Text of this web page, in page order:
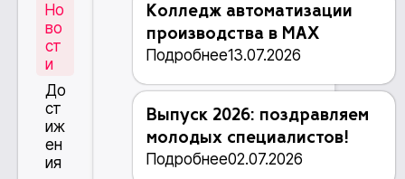
Но
во
ст
и
До
ст
иж
ен
ия
Колледж автоматизации
производства в MAX
Подробнее13.07.2026
Выпуск 2026: поздравляем
молодых специалистов!
Подробнее02.07.2026